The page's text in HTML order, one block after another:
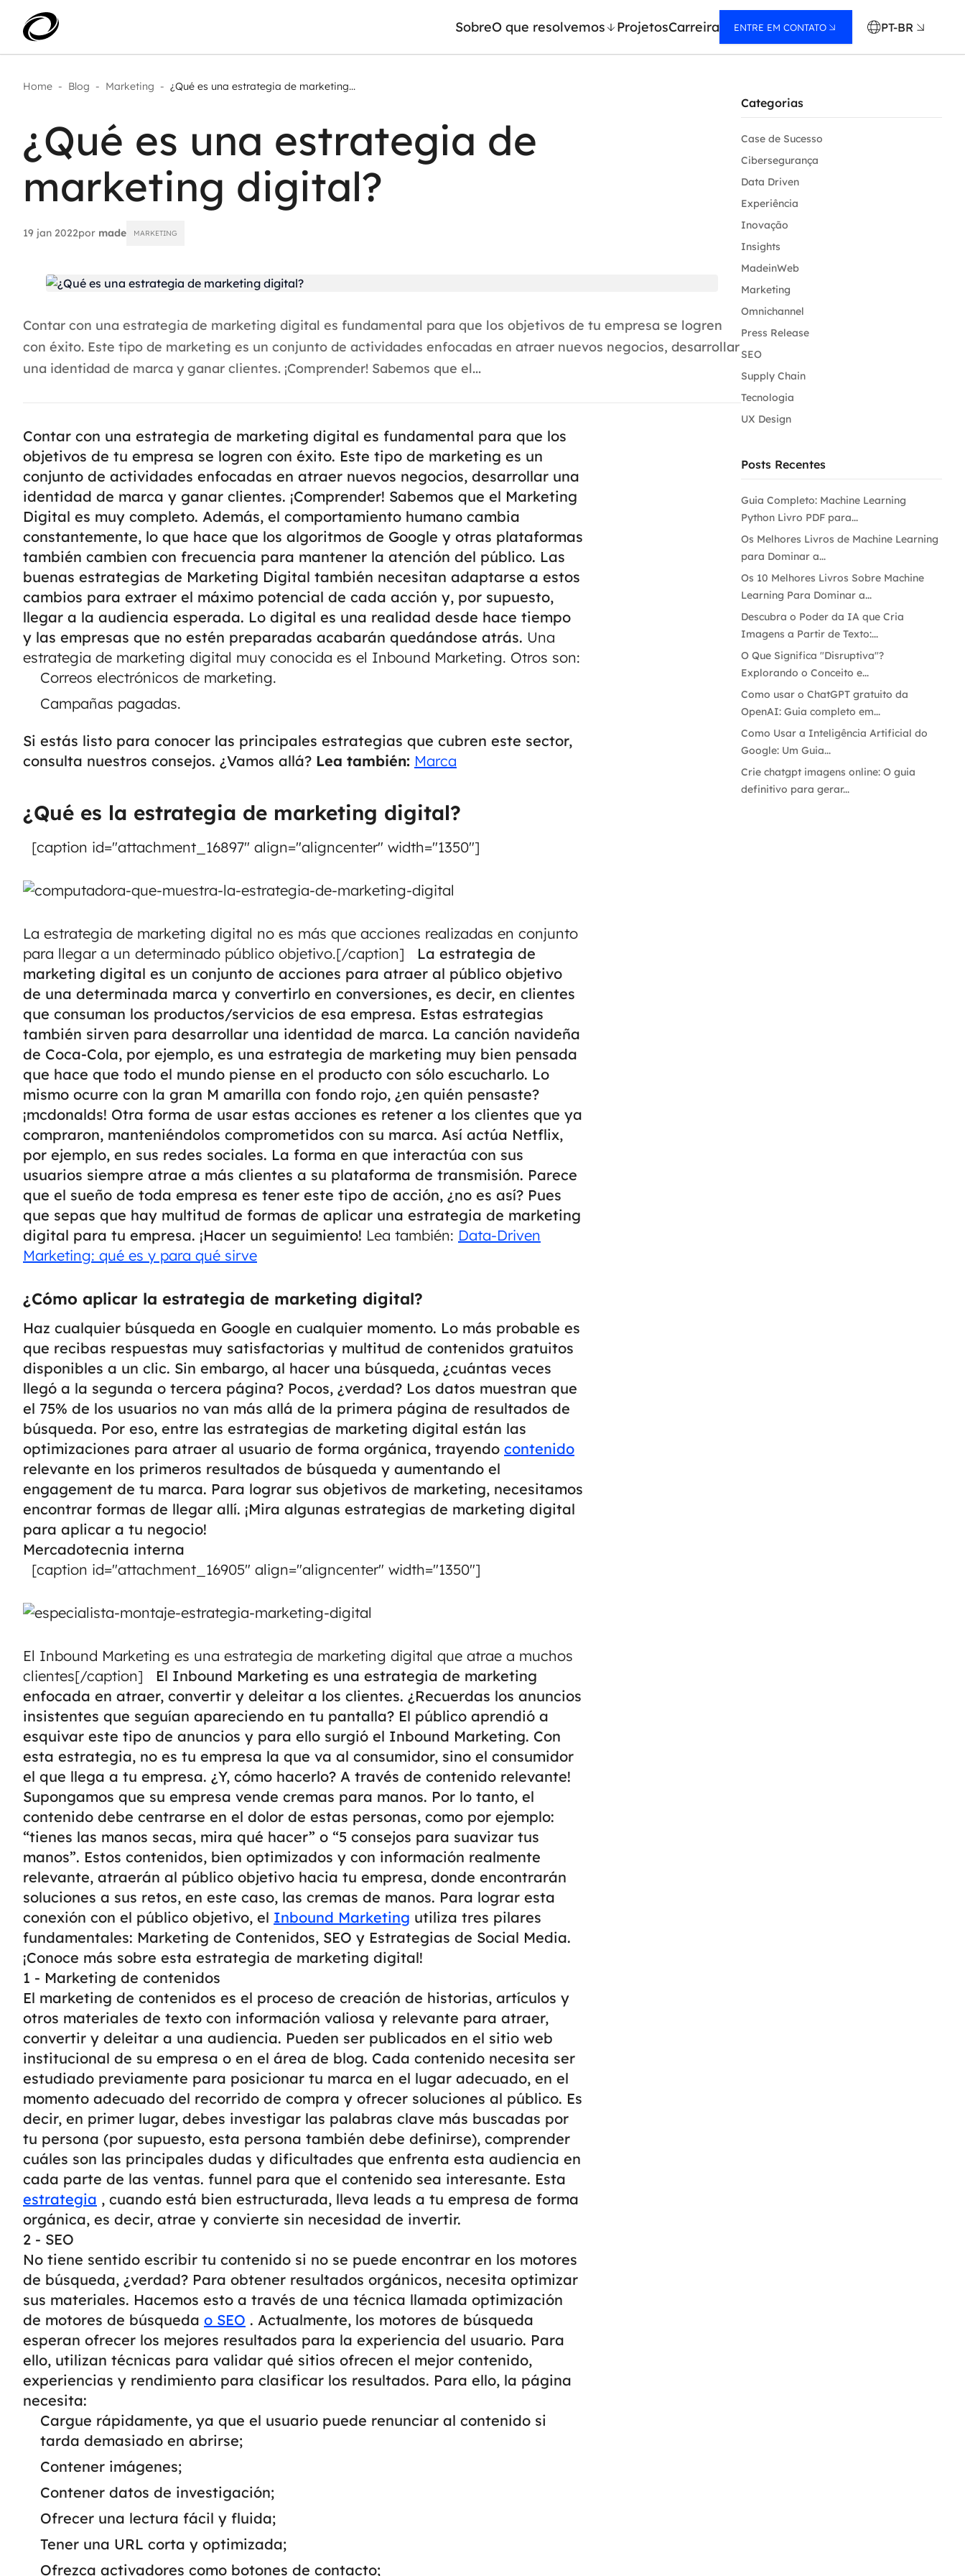
SobreO que resolvemos ProjetosCarreira ENTRE EM CONTATO PT-BR
Aplicar IA com impacto real
Modernização de aplicações
Sustentar operações com
eficiência
Escalar com segurança
AI / Machine Learning
Agentes de IA
Aceleradores de IA
Integração de IA
RPA e hiperautomação
Home - Blog - Marketing - ¿Qué es una estrategia de marketing...
¿Qué es una estrategia de
marketing digital?
19 jan 2022por made MARKETING
Contar con una estrategia de marketing digital es fundamental para que los objetivos de tu empresa se logren
con éxito. Este tipo de marketing es un conjunto de actividades enfocadas en atraer nuevos negocios, desarrollar
una identidad de marca y ganar clientes. ¡Comprender! Sabemos que el...
Contar con una estrategia de marketing digital es fundamental para que los
objetivos de tu empresa se logren con éxito. Este tipo de marketing es un
conjunto de actividades enfocadas en atraer nuevos negocios, desarrollar una
identidad de marca y ganar clientes. ¡Comprender! Sabemos que el Marketing
Digital es muy completo. Además, el comportamiento humano cambia
constantemente, lo que hace que los algoritmos de Google y otras plataformas
también cambien con frecuencia para mantener la atención del público. Las
buenas estrategias de Marketing Digital también necesitan adaptarse a estos
cambios para extraer el máximo potencial de cada acción y, por supuesto,
llegar a la audiencia esperada. Lo digital es una realidad desde hace tiempo
y las empresas que no estén preparadas acabarán quedándose atrás. Una
estrategia de marketing digital muy conocida es el Inbound Marketing. Otros son:
Correos electrónicos de marketing.
Campañas pagadas.
Si estás listo para conocer las principales estrategias que cubren este sector,
consulta nuestros consejos. ¿Vamos allá? Lea también: Marca
¿Qué es la estrategia de marketing digital?
[caption id="attachment_16897" align="aligncenter" width="1350"]
La estrategia de marketing digital no es más que acciones realizadas en conjunto
para llegar a un determinado público objetivo.[/caption] La estrategia de
marketing digital es un conjunto de acciones para atraer al público objetivo
de una determinada marca y convertirlo en conversiones, es decir, en clientes
que consuman los productos/servicios de esa empresa. Estas estrategias
también sirven para desarrollar una identidad de marca. La canción navideña
de Coca-Cola, por ejemplo, es una estrategia de marketing muy bien pensada
que hace que todo el mundo piense en el producto con sólo escucharlo. Lo
mismo ocurre con la gran M amarilla con fondo rojo, ¿en quién pensaste?
¡mcdonalds! Otra forma de usar estas acciones es retener a los clientes que ya
compraron, manteniéndolos comprometidos con su marca. Así actúa Netflix,
por ejemplo, en sus redes sociales. La forma en que interactúa con sus
usuarios siempre atrae a más clientes a su plataforma de transmisión. Parece
que el sueño de toda empresa es tener este tipo de acción, ¿no es así? Pues
que sepas que hay multitud de formas de aplicar una estrategia de marketing
digital para tu empresa. ¡Hacer un seguimiento! Lea también: Data-Driven
Marketing: qué es y para qué sirve
¿Cómo aplicar la estrategia de marketing digital?
Haz cualquier búsqueda en Google en cualquier momento. Lo más probable es
que recibas respuestas muy satisfactorias y multitud de contenidos gratuitos
disponibles a un clic. Sin embargo, al hacer una búsqueda, ¿cuántas veces
llegó a la segunda o tercera página? Pocos, ¿verdad? Los datos muestran que
el 75% de los usuarios no van más allá de la primera página de resultados de
búsqueda. Por eso, entre las estrategias de marketing digital están las
optimizaciones para atraer al usuario de forma orgánica, trayendo contenido
relevante en los primeros resultados de búsqueda y aumentando el
engagement de tu marca. Para lograr sus objetivos de marketing, necesitamos
encontrar formas de llegar allí. ¡Mira algunas estrategias de marketing digital
para aplicar a tu negocio!
Mercadotecnia interna
[caption id="attachment_16905" align="aligncenter" width="1350"]
El Inbound Marketing es una estrategia de marketing digital que atrae a muchos
clientes[/caption] El Inbound Marketing es una estrategia de marketing
enfocada en atraer, convertir y deleitar a los clientes. ¿Recuerdas los anuncios
insistentes que seguían apareciendo en tu pantalla? El público aprendió a
esquivar este tipo de anuncios y para ello surgió el Inbound Marketing. Con
esta estrategia, no es tu empresa la que va al consumidor, sino el consumidor
el que llega a tu empresa. ¿Y, cómo hacerlo? A través de contenido relevante!
Supongamos que su empresa vende cremas para manos. Por lo tanto, el
contenido debe centrarse en el dolor de estas personas, como por ejemplo:
“tienes las manos secas, mira qué hacer” o “5 consejos para suavizar tus
manos”. Estos contenidos, bien optimizados y con información realmente
relevante, atraerán al público objetivo hacia tu empresa, donde encontrarán
soluciones a sus retos, en este caso, las cremas de manos. Para lograr esta
conexión con el público objetivo, el Inbound Marketing utiliza tres pilares
fundamentales: Marketing de Contenidos, SEO y Estrategias de Social Media.
¡Conoce más sobre esta estrategia de marketing digital!
1 - Marketing de contenidos
El marketing de contenidos es el proceso de creación de historias, artículos y
otros materiales de texto con información valiosa y relevante para atraer,
convertir y deleitar a una audiencia. Pueden ser publicados en el sitio web
institucional de su empresa o en el área de blog. Cada contenido necesita ser
estudiado previamente para posicionar tu marca en el lugar adecuado, en el
momento adecuado del recorrido de compra y ofrecer soluciones al público. Es
decir, en primer lugar, debes investigar las palabras clave más buscadas por
tu persona (por supuesto, esta persona también debe definirse), comprender
cuáles son las principales dudas y dificultades que enfrenta esta audiencia en
cada parte de las ventas. funnel para que el contenido sea interesante. Esta
estrategia , cuando está bien estructurada, lleva leads a tu empresa de forma
orgánica, es decir, atrae y convierte sin necesidad de invertir.
2 - SEO
No tiene sentido escribir tu contenido si no se puede encontrar en los motores
de búsqueda, ¿verdad? Para obtener resultados orgánicos, necesita optimizar
sus materiales. Hacemos esto a través de una técnica llamada optimización
de motores de búsqueda o SEO . Actualmente, los motores de búsqueda
esperan ofrecer los mejores resultados para la experiencia del usuario. Para
ello, utilizan técnicas para validar qué sitios ofrecen el mejor contenido,
experiencias y rendimiento para clasificar los resultados. Para ello, la página
necesita:
Cargue rápidamente, ya que el usuario puede renunciar al contenido si
tarda demasiado en abrirse;
Contener imágenes;
Contener datos de investigación;
Ofrecer una lectura fácil y fluida;
Tener una URL corta y optimizada;
Ofrezca activadores como botones de contacto;
Categorias
Case de Sucesso
Cibersegurança
Data Driven
Experiência
Inovação
Insights
MadeinWeb
Marketing
Omnichannel
Press Release
SEO
Supply Chain
Tecnologia
UX Design
Posts Recentes
Guia Completo: Machine Learning
Python Livro PDF para...
Os Melhores Livros de Machine Learning
para Dominar a...
Os 10 Melhores Livros Sobre Machine
Learning Para Dominar a...
Descubra o Poder da IA que Cria
Imagens a Partir de Texto:...
O Que Significa "Disruptiva"?
Explorando o Conceito e...
Como usar o ChatGPT gratuito da
OpenAI: Guia completo em...
Como Usar a Inteligência Artificial do
Google: Um Guia...
Crie chatgpt imagens online: O guia
definitivo para gerar...